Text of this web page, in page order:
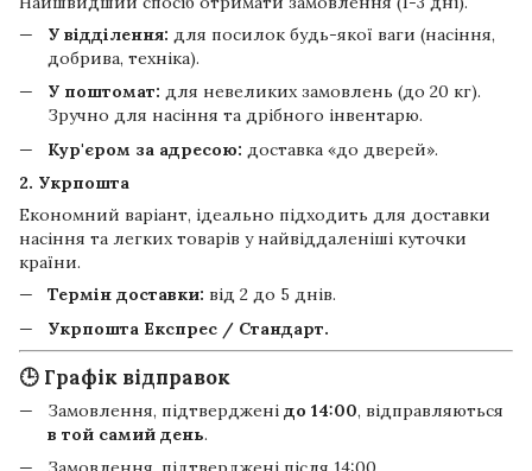
У відділення: для посилок будь-якої ваги (насіння,
добрива, техніка).
У поштомат: для невеликих замовлень (до 20 кг).
Зручно для насіння та дрібного інвентарю.
Кур'єром за адресою: доставка «до дверей».
2. Укрпошта
Економний варіант, ідеально підходить для доставки
насіння та легких товарів у найвіддаленіші куточки
країни.
Термін доставки: від 2 до 5 днів.
Укрпошта Експрес / Стандарт.
🕒 Графік відправок
Замовлення, підтверджені до 14:00, відправляються
в той самий день.